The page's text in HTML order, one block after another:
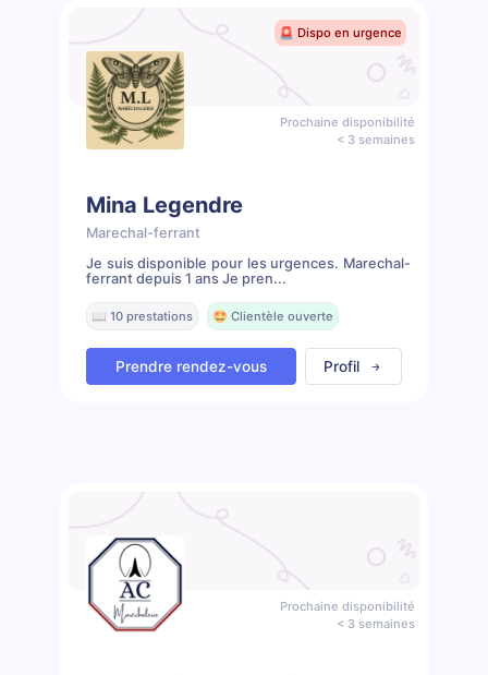
🚨 Dispo en urgence
Prochaine disponibilité
< 3 semaines
Mina Legendre
Marechal-ferrant
Je suis disponible pour les urgences. Marechal-
ferrant depuis 1 ans Je pren...
📖 10 prestations 🤩 Clientèle ouverte
Prendre rendez-vous Profil
Prochaine disponibilité
< 3 semaines